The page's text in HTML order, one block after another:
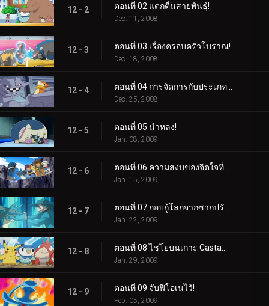
12 - 2 ตอนที่ 02 แตกตื่นสายพันธุ์!
Dec. 11, 2008
12 - 3 ตอนที่ 03 เรื่องครอบครัวโบราณ!
Dec. 18, 2008
12 - 4
Dec. 25, 2008
12 - 5 ตอนที่ 05 นำหลง!
Jan. 08, 2009
12 - 6
Jan. 15, 2009
12 - 7
Jan. 22, 2009
12 - 8
Jan. 29, 2009
12 - 9 ตอนที่ 09 จับฟีโอเนไว้!
Feb. 05, 2009